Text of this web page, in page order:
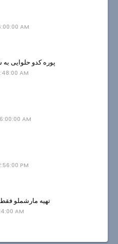
AM
پوره کدو حلوایی
AM
AM
PM
تهیه مارشملو
AM